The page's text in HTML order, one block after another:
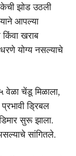
झोड उठली
आपल्या
किंवा खराब
योग्य नसल्याचे
वेळा चेंडू मिळाला,
ड्रिबल
सुरू झाला.
सांगितले.